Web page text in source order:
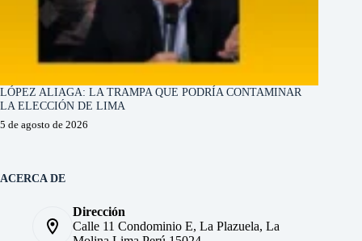
LÓPEZ ALIAGA: LA TRAMPA QUE PODRÍA CONTAMINAR
LA ELECCIÓN DE LIMA
5 de agosto de 2026
ACERCA DE
Dirección
Calle 11 Condominio E, La Plazuela, La